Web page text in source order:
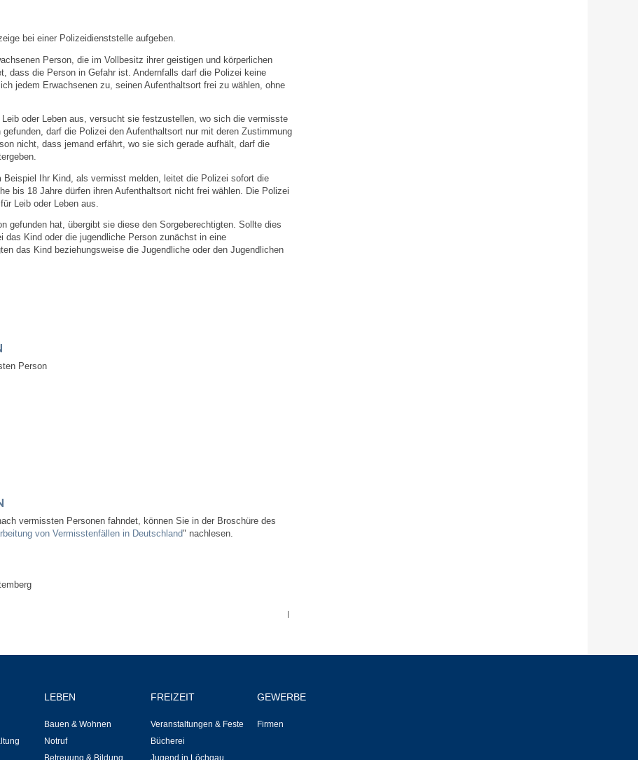
Gemeindeverwaltung
Stellenangebote
Schadensmeldungen
Bürgerservice
Bodenrichtwerte
Förderprogramm Balkonkraftwerk
Kommunale Wärmeplanung
bei einer Polizeidienststelle aufgeben.
Person, die im Vollbesitz ihrer geistigen und körperlichen
dass die Person in Gefahr ist. Andernfalls darf die Polizei keine
jedem Erwachsenen zu, seinen Aufenthaltsort frei zu wählen, ohne
oder Leben aus, versucht sie festzustellen, wo sich die vermisste
darf die Polizei den Aufenthaltsort nur mit deren Zustimmung
nicht, dass jemand erfährt, wo sie sich gerade aufhält, darf die
Beispiel Ihr Kind, als vermisst melden, leitet die Polizei sofort die
bis 18 Jahre dürfen ihren Aufenthaltsort nicht frei wählen. Die Polizei
Leib oder Leben aus.
gefunden hat, übergibt sie diese den Sorgeberechtigten. Sollte dies
Kind oder die jugendliche Person zunächst in eine
das Kind beziehungsweise die Jugendliche oder den Jugendlichen
Person
vermissten Personen fahndet, können Sie in der Broschüre des
von Vermisstenfällen in Deutschland" nachlesen.
|
LEBEN
Bauen & Wohnen
Notruf
Betreuung & Bildung
FREIZEIT
Veranstaltungen & Feste
Bücherei
Jugend in Löchgau
GEWERBE
Firmen